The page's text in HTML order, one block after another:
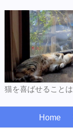
猫を喜ばせること
Home